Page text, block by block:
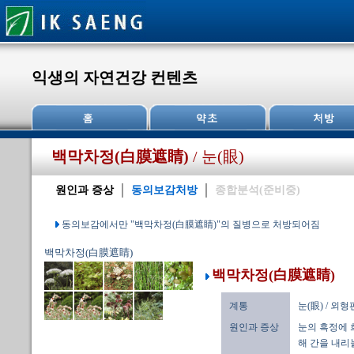
익생의 자연건강 컨텐츠
백막차정(白膜遮睛) / 눈(眼)
원인과 증상 동의보감처방 종합분석(준비중)
동의보감에서만 "백막차정(白膜遮睛)"의 질병으로 처방되어짐
백막차정(白膜遮睛)
백막차정(白膜遮睛)
계통
눈(眼) / 외형
원인과 증상
눈의 흑정에
해 간을 내리